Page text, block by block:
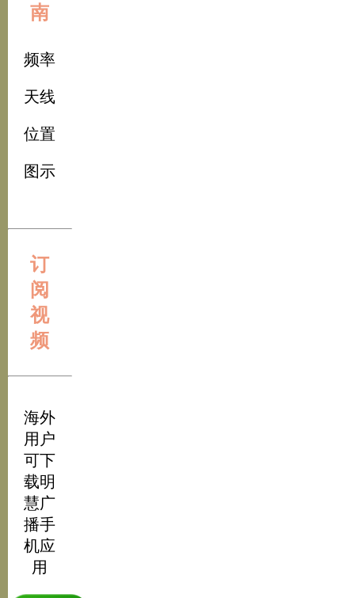
南
频率
天线
位置
图示
订
阅
视
频
海外
用户
可下
载明
慧广
播手
机应
用